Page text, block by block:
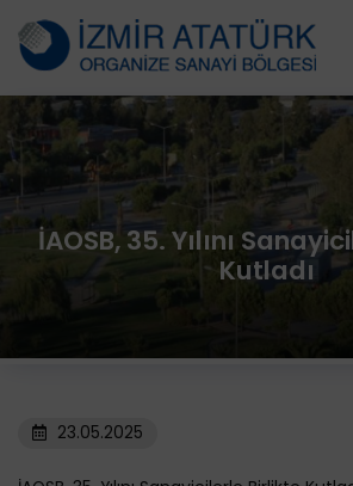
İAOSB, 35. Yılını
Kutladı
23.05.2025